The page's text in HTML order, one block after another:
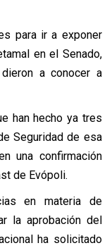
para ir a exponer
en el Senado,
a conocer a
han hecho ya tres
Seguridad de esa
una confirmación
de Evópoli.
en materia de
la aprobación del
ha solicitado